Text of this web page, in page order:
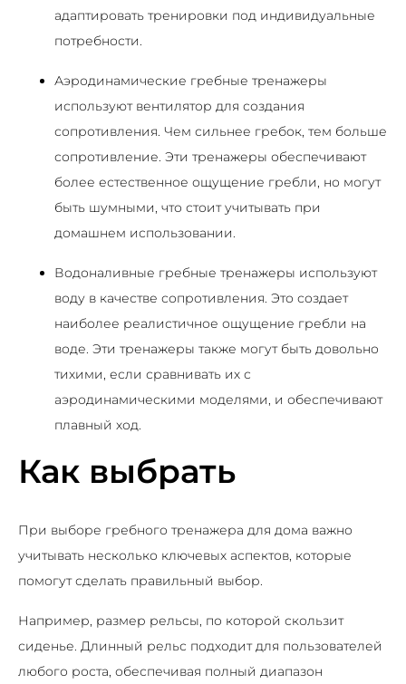
адаптировать тренировки под индивидуальные
потребности.
Аэродинамические гребные тренажеры
используют вентилятор для создания
сопротивления. Чем сильнее гребок, тем больше
сопротивление. Эти тренажеры обеспечивают
более естественное ощущение гребли, но могут
быть шумными, что стоит учитывать при
домашнем использовании.
Водоналивные гребные тренажеры используют
воду в качестве сопротивления. Это создает
наиболее реалистичное ощущение гребли на
воде. Эти тренажеры также могут быть довольно
тихими, если сравнивать их с
аэродинамическими моделями, и обеспечивают
плавный ход.
Как выбрать
При выборе гребного тренажера для дома важно
учитывать несколько ключевых аспектов, которые
помогут сделать правильный выбор.
Например, размер рельсы, по которой скользит
сиденье. Длинный рельс подходит для пользователей
любого роста, обеспечивая полный диапазон